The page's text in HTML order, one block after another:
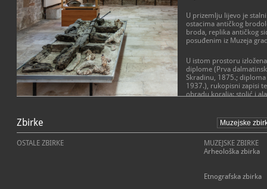
U prizemlju lijevo je
ostacima antičkog
broda, replika antičkog
posuđenim iz Muzeja
U istom prostoru
diplome (Prva
Skradinu, 1875.;
1937.), rukopisni zapisi
obradu koralja: stolić i
Jadran film 1947.; igrani
Itom Rinom u glavnoj
U sljedećoj prostoriji je
etnografske zbirke s
namještaj, tekstilni
predmeti svakodnevne
Zbirke
OSTALE ZBIRKE
MUZEJSKE ZBIRKE
Arheološka zbirka
Etnografska zbirka